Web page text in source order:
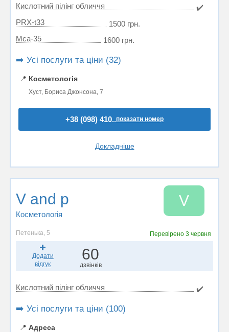
Кислотний пілінг обличчя
✔️
PRX-t33
1500 грн.
Mса-35
1600 грн.
➡️ Усі послуги та ціни (32)
📍 Косметологія
Хуст, Бориса Джонсона, 7
+38 (098) 410..показати номер
Докладніше
V and p
Косметологія
V
Петенька, 5 Перевірено 3 червня
Додати
відгук
60
дзвінків
Кислотний пілінг обличчя ✔️
➡️ Усі послуги та ціни (100)
📍 Адреса